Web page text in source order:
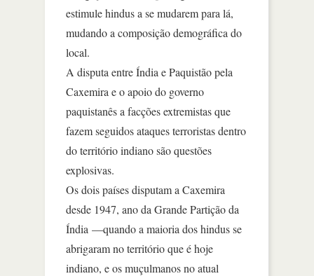
estimule hindus a se mudarem para lá,
mudando a composição demográfica do
local.
A disputa entre Índia e Paquistão pela
Caxemira e o apoio do governo
paquistanês a facções extremistas que
fazem seguidos ataques terroristas dentro
do território indiano são questões
explosivas.
Os dois países disputam a Caxemira
desde 1947, ano da Grande Partição da
Índia —quando a maioria dos hindus se
abrigaram no território que é hoje
indiano, e os muçulmanos no atual